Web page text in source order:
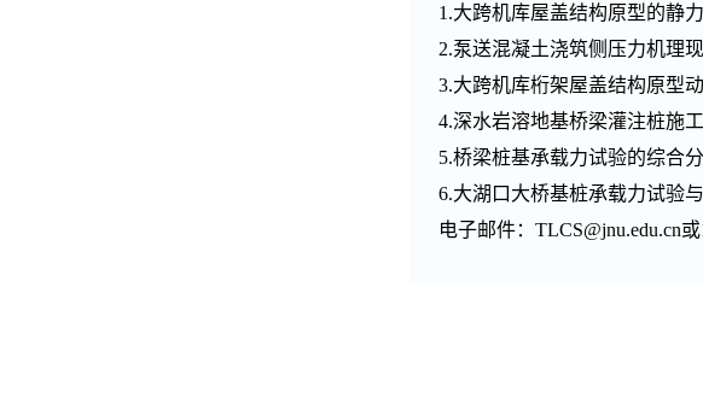
1.大跨机库屋盖结构原型的静
2.泵送混凝土浇筑侧压力机理
3.大跨机库桁架屋盖结构原型
4.深水岩溶地基桥梁灌注桩施
5.桥梁桩基承载力试验的综合
6.大湖口大桥基桩承载力试验
电子邮件：TLCS@jnu.edu.cn或